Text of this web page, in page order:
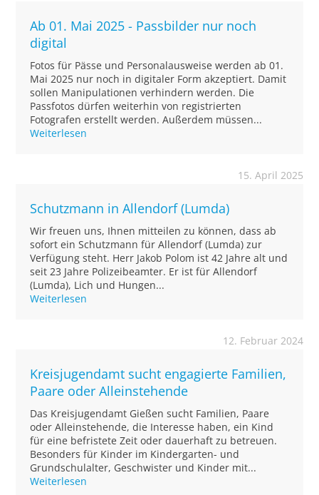
Ab 01. Mai 2025 - Passbilder nur noch
digital
Fotos für Pässe und Personalausweise werden ab 01.
Mai 2025 nur noch in digitaler Form akzeptiert. Damit
sollen Manipulationen verhindern werden. Die
Passfotos dürfen weiterhin von registrierten
Fotografen erstellt werden. Außerdem müssen...
Weiterlesen
15. April 2025
Schutzmann in Allendorf (Lumda)
Wir freuen uns, Ihnen mitteilen zu können, dass ab
sofort ein Schutzmann für Allendorf (Lumda) zur
Verfügung steht. Herr Jakob Polom ist 42 Jahre alt und
seit 23 Jahre Polizeibeamter. Er ist für Allendorf
(Lumda), Lich und Hungen...
Weiterlesen
12. Februar 2024
Kreisjugendamt sucht engagierte Familien,
Paare oder Alleinstehende
Das Kreisjugendamt Gießen sucht Familien, Paare
oder Alleinstehende, die Interesse haben, ein Kind
für eine befristete Zeit oder dauerhaft zu betreuen.
Besonders für Kinder im Kindergarten- und
Grundschulalter, Geschwister und Kinder mit...
Weiterlesen